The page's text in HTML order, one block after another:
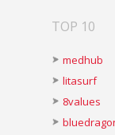
TOP 10
medhub
litasurf
8values